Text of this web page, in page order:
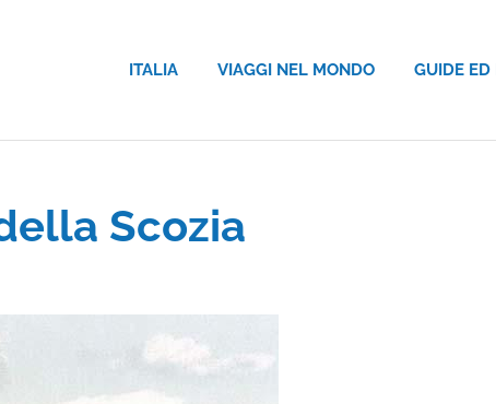
ITALIA VIAGGI NEL MONDO GUIDE ED
Scozia